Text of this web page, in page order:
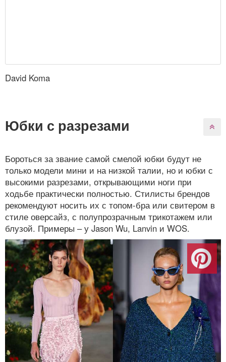
David Koma
Юбки с разрезами
Бороться за звание самой смелой юбки будут не
только модели мини и на низкой талии, но и юбки с
высокими разрезами, открывающими ноги при
ходьбе практически полностью. Стилисты брендов
рекомендуют носить их с топом-бра или свитером в
стиле оверсайз, с полупрозрачным трикотажем или
блузой. Примеры – у Jason Wu, Lanvin и WOS.